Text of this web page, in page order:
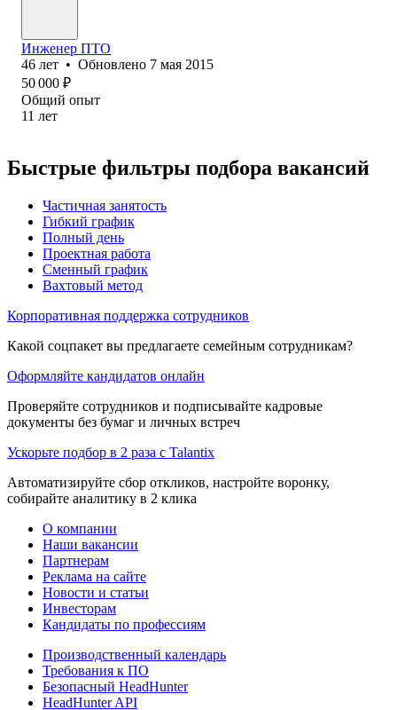
Инженер ПТО
46 лет • Обновлено 7 мая 2015
50 000 ₽
Общий опыт
11 лет
Быстрые фильтры подбора вакансий
Частичная занятость
Гибкий график
Полный день
Проектная работа
Сменный график
Вахтовый метод
Корпоративная поддержка сотрудников
Какой соцпакет вы предлагаете семейным сотрудникам?
Оформляйте кандидатов онлайн
Проверяйте сотрудников и подписывайте кадровые
документы без бумаг и личных встреч
Ускорьте подбор в 2 раза с Talantix
Автоматизируйте сбор откликов, настройте воронку,
собирайте аналитику в 2 клика
О компании
Наши вакансии
Партнерам
Реклама на сайте
Новости и статьи
Инвесторам
Кандидаты по профессиям
Производственный календарь
Требования к ПО
Безопасный HeadHunter
HeadHunter API